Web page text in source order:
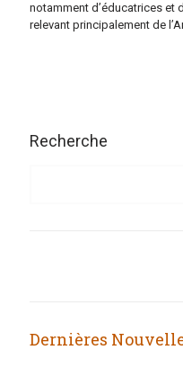
notamment d’éducatrices et
relevant principalement de
Recherche
Dernières